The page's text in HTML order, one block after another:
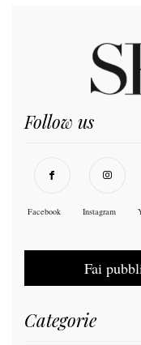
Follow us
Facebook Instagram
Fai
Categorie